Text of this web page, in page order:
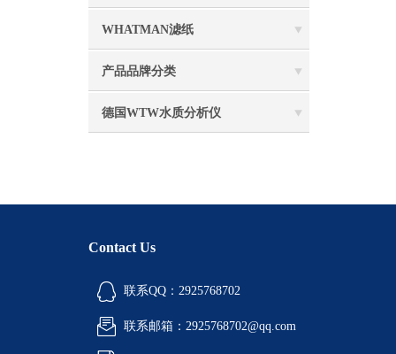
WHATMAN滤纸
产品品牌分类
德国WTW水质分析仪
Contact Us
联系QQ：2925768702
联系邮箱：2925768702@qq.com